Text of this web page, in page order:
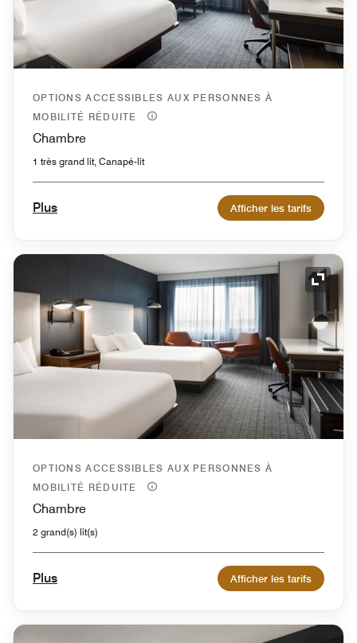
OPTIONS ACCESSIBLES AUX PERSONNES À
MOBILITÉ RÉDUITE
Chambre
1 très grand lit, Canapé-lit
Plus Afficher les tarifs
Icône
OPTIONS ACCESSIBLES AUX PERSONNES À
MOBILITÉ RÉDUITE
Chambre
2 grand(s) lit(s)
Plus Afficher les tarifs